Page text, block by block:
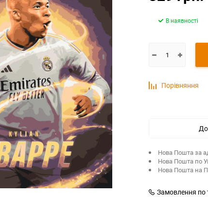
В наявності
Порівняння
Нова Пошта за
Нова Пошта по
Нова Пошта на
Замовлення по